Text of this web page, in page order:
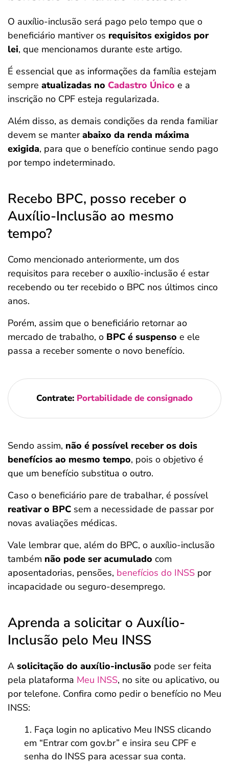
O auxílio-inclusão será pago pelo tempo que o
beneficiário mantiver os requisitos exigidos por
lei, que mencionamos durante este artigo.
É essencial que as informações da família estejam
sempre atualizadas no Cadastro Único e a
inscrição no CPF esteja regularizada.
Além disso, as demais condições da renda familiar
devem se manterabaixo da renda máxima
exigida, para que o benefício continue sendo pago
por tempo indeterminado.
Recebo BPC, posso receber o
Auxílio-Inclusão ao mesmo
tempo?
Como mencionado anteriormente, um dos
requisitos para receber o auxílio-inclusão é estar
recebendo ou ter recebido o BPC nos últimos cinco
anos.
Porém, assim que o beneficiário retornar ao
mercado de trabalho, o BPC é suspenso e ele
passa a receber somente o novo benefício.
Contrate: Portabilidade de consignado
Sendo assim, não é possível receber os dois
benefícios ao mesmo tempo, pois o objetivo é
que um benefício substitua o outro.
Caso o beneficiário pare de trabalhar, é possível
reativar o BPC sem a necessidade de passar por
novas avaliações médicas.
Vale lembrar que, além do BPC, o auxílio-inclusão
também não pode ser acumulado com
aposentadorias, pensões, benefícios do INSS por
incapacidade ou seguro-desemprego.
Aprenda a solicitar o Auxílio-
Inclusão pelo Meu INSS
A solicitação do auxílio-inclusão pode ser feita
pela plataforma Meu INSS, no site ou aplicativo, ou
por telefone. Confira como pedir o benefício no Meu
INSS:
Faça login no aplicativo Meu INSS clicando
em “Entrar com gov.br” e insira seu CPF e
senha do INSS para acessar sua conta.